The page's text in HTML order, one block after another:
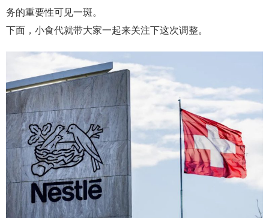
务的重要性可见一斑。
下面，小食代就带大家一起来关注下这次调整。